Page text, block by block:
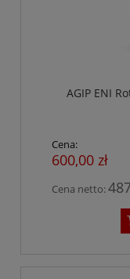
AGIP ENI
Cena:
600,00 zł
Cena netto: